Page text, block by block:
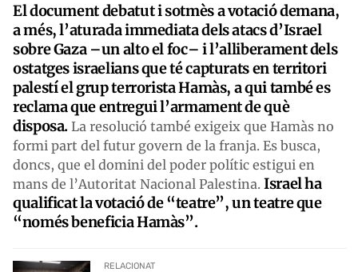
El document debatut i sotmès a votació demana,
a més, l’aturada immediata dels atacs d’Israel
sobre Gaza –un alto el foc– i l’alliberament dels
ostatges israelians que té capturats en territori
palestí el grup terrorista Hamàs, a qui també es
reclama que entregui l’armament de què
disposa. La resolució també exigeix que Hamàs no
formi part del futur govern de la franja. Es busca,
doncs, que el domini del poder polític estigui en
mans de l’Autoritat Nacional Palestina. Israel ha
qualificat la votació de “teatre”, un teatre que
“només beneficia Hamàs”.
RELACIONAT